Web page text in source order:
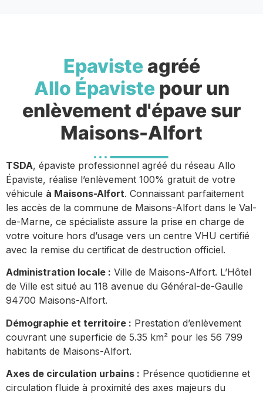
Epavisteagréé
Allo Épavistepour un
enlèvement d'épave sur
Maisons-Alfort
TSDA, épaviste professionnel agréé du réseau Allo
Épaviste, réalise l’enlèvement 100% gratuit de votre
véhicule à Maisons-Alfort. Connaissant parfaitement
les accès de la commune de Maisons-Alfort dans le Val-
de-Marne, ce spécialiste assure la prise en charge de
votre voiture hors d’usage vers un centre VHU certifié
avec la remise du certificat de destruction officiel.
Administration locale : Ville de Maisons-Alfort. L’Hôtel
de Ville est situé au 118 avenue du Général-de-Gaulle
94700 Maisons-Alfort.
Démographie et territoire : Prestation d’enlèvement
couvrant une superficie de 5.35 km² pour les 56 799
habitants de Maisons-Alfort.
Axes de circulation urbains : Présence quotidienne et
circulation fluide à proximité des axes majeurs du